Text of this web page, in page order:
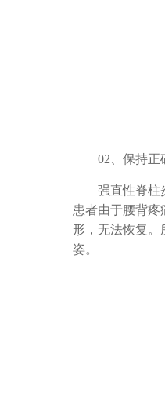
02、保持正
强直性脊柱炎
患者由于腰背
形，无法恢复
姿。